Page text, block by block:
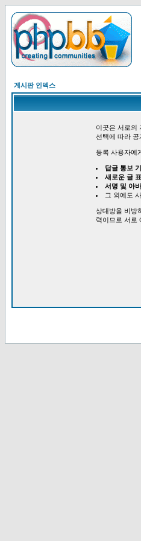
게시판 인덱스
이곳은 서로의
선택에 따라
등록 사용자에
답글 통보
새로운 글
서명 및 아
그 외에도
상대방을 비방
력이므로 서로